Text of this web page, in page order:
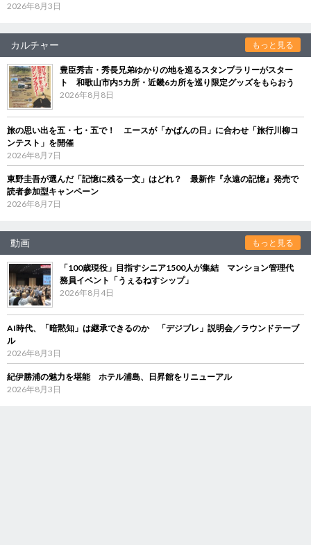
2026年8月3日
カルチャー もっと見る
豊臣秀吉・秀長兄弟ゆかりの地を巡るスタンプラリーがスター
ト 和歌山市内5カ所・近畿6カ所を巡り限定グッズをもらおう
2026年8月8日
旅の思い出を五・七・五で！ エースが「かばんの日」に合わせ「旅行川柳コ
ンテスト」を開催
2026年8月7日
東野圭吾が選んだ「記憶に残る一文」はどれ？ 最新作『永遠の記憶』発売で
読者参加型キャンペーン
2026年8月7日
動画 もっと見る
「100歳現役」目指すシニア1500人が集結 マンション管理代
務員イベント「うぇるねすシップ」
2026年8月4日
AI時代、「暗黙知」は継承できるのか 「デジブレ」説明会／ラウンドテーブ
ル
2026年8月3日
紀伊勝浦の魅力を堪能 ホテル浦島、日昇館をリニューアル
2026年8月3日